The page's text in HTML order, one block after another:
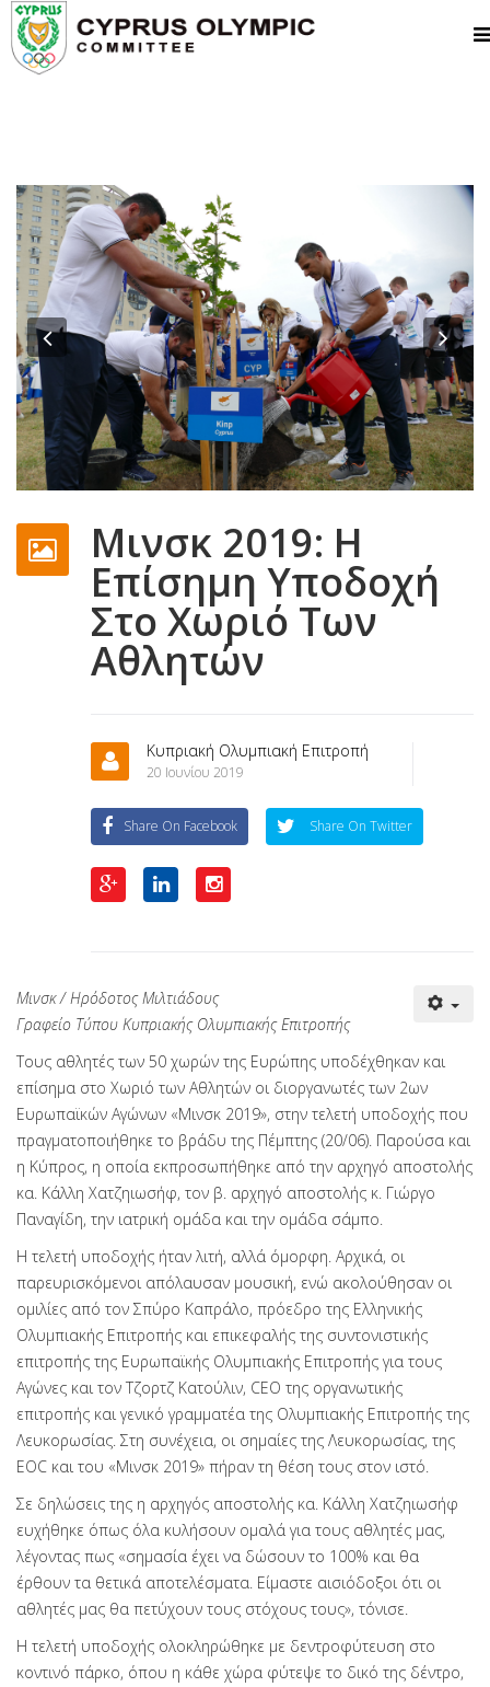
Previous
Μινσκ 2019: Η
Επίσημη Υποδοχή
Στο Χωριό Των
Αθλητών
Κυπριακή Ολυμπιακή Επιτροπή
20 Ιουνίου 2019
Share On Facebook Share On Twitter
Μινσκ / Ηρόδοτος Μιλτιάδους
Γραφείο Τύπου Κυπριακής Ολυμπιακής Επιτροπής
Τους αθλητές των 50 χωρών της Ευρώπης υποδέχθηκαν και
επίσημα στο Χωριό των Αθλητών οι διοργανωτές των 2ων
Ευρωπαϊκών Αγώνων «Μινσκ 2019», στην τελετή υποδοχής που
πραγματοποιήθηκε το βράδυ της Πέμπτης (20/06). Παρούσα και
η Κύπρος, η οποία εκπροσωπήθηκε από την αρχηγό αποστολής
κα. Κάλλη Χατζηιωσήφ, τον β. αρχηγό αποστολής κ. Γιώργο
Παναγίδη, την ιατρική ομάδα και την ομάδα σάμπο.
Η τελετή υποδοχής ήταν λιτή, αλλά όμορφη. Αρχικά, οι
παρευρισκόμενοι απόλαυσαν μουσική, ενώ ακολούθησαν οι
ομιλίες από τον Σπύρο Καπράλο, πρόεδρο της Ελληνικής
Ολυμπιακής Επιτροπής και επικεφαλής της συντονιστικής
επιτροπής της Ευρωπαϊκής Ολυμπιακής Επιτροπής για τους
Αγώνες και τον Τζορτζ Κατούλιν, CEO της οργανωτικής
επιτροπής και γενικό γραμματέα της Ολυμπιακής Επιτροπής της
Λευκορωσίας. Στη συνέχεια, οι σημαίες της Λευκορωσίας, της
EOC και του «Μινσκ 2019» πήραν τη θέση τους στον ιστό.
Σε δηλώσεις της η αρχηγός αποστολής κα. Κάλλη Χατζηιωσήφ
ευχήθηκε όπως όλα κυλήσουν ομαλά για τους αθλητές μας,
λέγοντας πως «σημασία έχει να δώσουν το 100% και θα
έρθουν τα θετικά αποτελέσματα. Είμαστε αισιόδοξοι ότι οι
αθλητές μας θα πετύχουν τους στόχους τους», τόνισε.
Η τελετή υποδοχής ολοκληρώθηκε με δεντροφύτευση στο
κοντινό πάρκο, όπου η κάθε χώρα φύτεψε το δικό της δέντρο,